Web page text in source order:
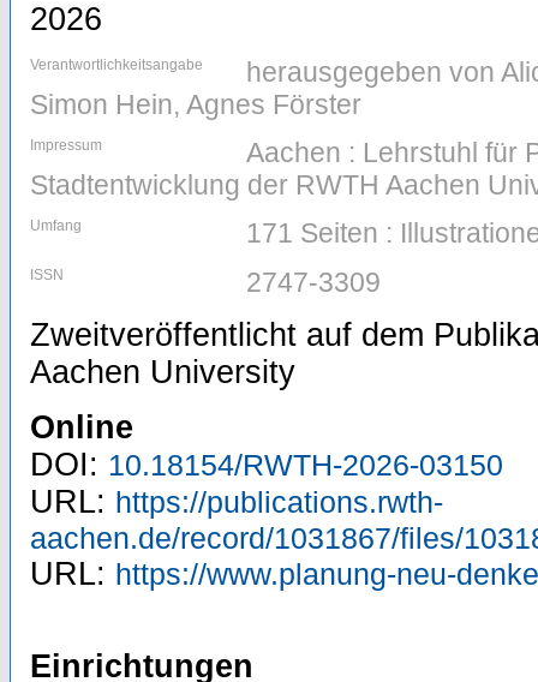
2026
Verantwortlichkeitsangabe
herausgegeben von
Simon Hein, Agnes Förster
Impressum
Aachen : Lehrstuhl für
Stadtentwicklung der RWTH Aachen
Umfang 171 Seiten :
ISSN 2747-3309
Zweitveröffentlicht auf dem
Aachen University
Online
DOI: 10.18154/RWTH-2026-03150
URL: https://publications.rwth-
aachen.de/record/1031867/files/
URL: https://www.planung-neu-
Einrichtungen